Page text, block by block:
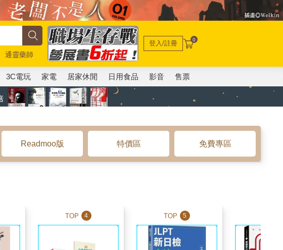
通靈藥師
登入/註冊 0
3C電玩 家電 居家休閒 日用食品 影音 售票
Readmoo版 特價區 免費專區
TOP 4 TOP 5